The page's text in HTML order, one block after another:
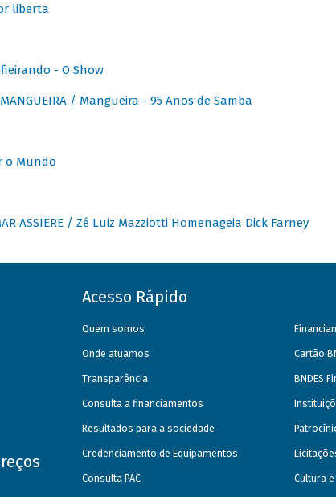
liberta
- O Show
MANGUEIRA / Mangueira - 95 Anos de Samba
o Mundo
ASSIERE / Zé Luiz Mazziotti Homenageia Dick Farney
Acesso Rápido
Quem somos
Onde atuamos
Transparência
Consulta a financiamentos
Resultados para a sociedade
Credenciamento de Equipamentos
Consulta PAC
Cartão
BNDES
Cultura